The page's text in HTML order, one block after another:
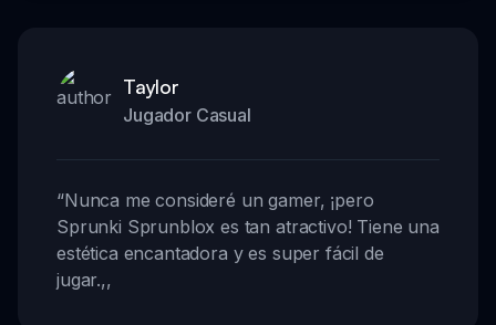
Taylor
Jugador Casual
“Nunca me consideré un gamer, ¡pero
Sprunki Sprunblox es tan atractivo! Tiene una
estética encantadora y es super fácil de
jugar.,,